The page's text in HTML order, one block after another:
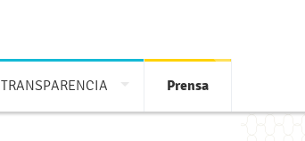
TRANSPARENCIA Prensa